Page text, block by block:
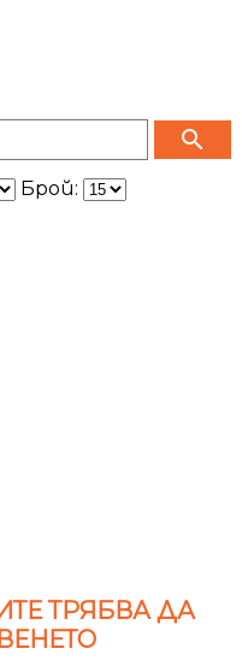
search
Брой:
ТРЯБВА ДА